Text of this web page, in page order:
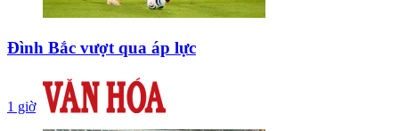
Đình Bắc vượt qua áp lực
1 giờ